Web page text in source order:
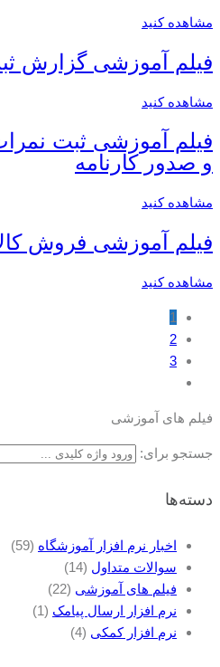
مشاهده کنید
فیلم آموزشی گزارش
مشاهده کنید
فیلم آموزشی ثبت
و صدور کارنامه
مشاهده کنید
فیلم آموزشی فروش کالا
مشاهده کنید
1
2
3
فیلم های آموزشی
جستجو برای:
دسته‌ها
اخبار نرم افزار آموزشگاه (59)
سوالات متداول (14)
فیلم های آموزشی (22)
نرم افزار ارسال پیامک (1)
نرم افزار کمکی (4)